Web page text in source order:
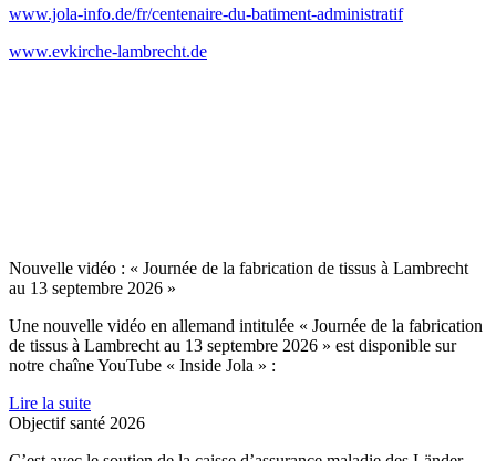
www.jola-info.de/fr/centenaire-du-batiment-administratif
www.evkirche-lambrecht.de
Nouvelle vidéo : « Journée de la fabrication de tissus à Lambrecht
au 13 septembre 2026 »
Une nouvelle vidéo en allemand intitulée « Journée de la fabrication
de tissus à Lambrecht au 13 septembre 2026 » est disponible sur
notre chaîne YouTube « Inside Jola » :
Lire la suite
Objectif santé 2026